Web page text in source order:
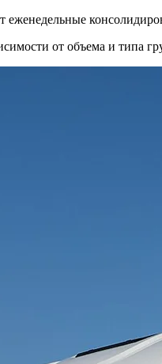
еженедельные
от объема и типа